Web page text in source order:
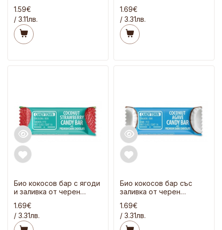
1.59€
/ 3.11лв.
1.69€
/ 3.31лв.
Био кокосов бар с ягоди
и заливка от черен
1.69€
/ 3.31лв.
Био кокосов бар със
заливка от черен
1.69€
/ 3.31лв.